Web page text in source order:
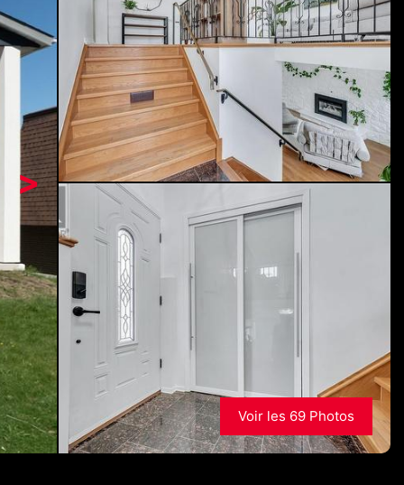
>
Voir les 69 Photos